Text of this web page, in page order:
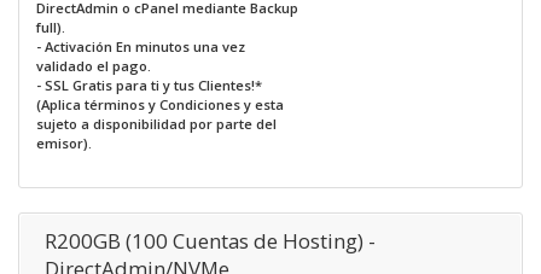
DirectAdmin o cPanel mediante Backup
full).
- Activación En minutos una vez
validado el pago.
- SSL Gratis para ti y tus Clientes!*
(Aplica términos y Condiciones y esta
sujeto a disponibilidad por parte del
emisor).
R200GB (100 Cuentas de Hosting) -